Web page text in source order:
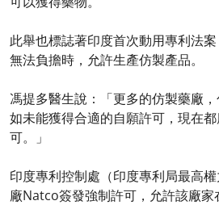
此舉也標誌著印度首次動用專利法
無法負擔時，允許生產仿製產品。
馮提多醫生說：「更多的仿製藥廠
如未能獲得合適的自願許可，現在
可。」
印度專利控制處（印度專利局最高
廠Natco簽發強制許可，允許該廠家